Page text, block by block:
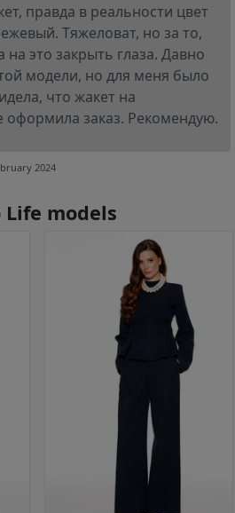
правда в реальности цвет
Тяжеловат, но за то,
на это закрыть глаза. Давно
модели, но для меня было
что жакет на
оформила заказ. Рекомендую.
2024
models